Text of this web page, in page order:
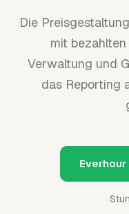
Die
mit
Verwaltung und
das Reporting